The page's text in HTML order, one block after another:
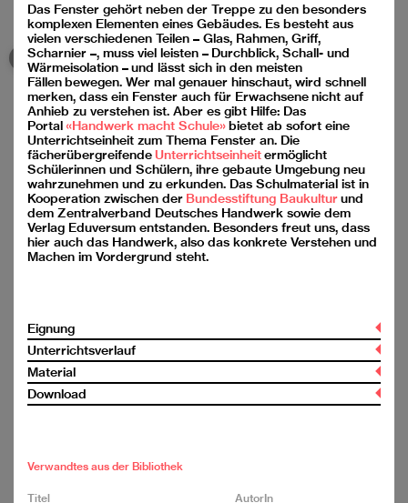
Das Fenster gehört neben der Treppe zu den besonders
komplexen Elementen eines Gebäudes. Es besteht aus
vielen verschiedenen Teilen – Glas, Rahmen, Griff,
Scharnier –, muss viel leisten – Durchblick, Schall- und
Wärmeisolation – und lässt sich in den meisten
Fällen bewegen. Wer mal genauer hinschaut, wird schnell
merken, dass ein Fenster auch für Erwachsene nicht auf
Anhieb zu verstehen ist. Aber es gibt Hilfe: Das
Portal «Handwerk macht Schule»bietet ab sofort eine
Unterrichtseinheit zum Thema Fenster an. Die
fächerübergreifendeUnterrichtseinheitermöglicht
Schülerinnen und Schülern, ihre gebaute Umgebung neu
wahrzunehmen und zu erkunden. Das Schulmaterial ist in
Kooperation zwischen der Bundesstiftung Baukulturund
dem Zentralverband Deutsches Handwerk sowie dem
Verlag Eduversum entstanden. Besonders freut uns, dass
hier auch das Handwerk, also das konkrete Verstehen und
Machen im Vordergrund steht.
Eignung
Zyklus
3. Zyklus (Alter 12 – 15 Jahre)
Sek II
(Architektur)modell
Bauprozess
Unterrichtsverlauf
Lernziele
Diese fächerübergreifende Unterrichtseinheit zum Thema “Fenster”
sie Erkenntnisse darüber, welche Bedeutung Fenster in den
(Um-)Baukultur und im Handwerk, aber auch in der Literatur,
Material
Download
Verwandtes aus der Bibliothek
Titel AutorIn
Mediazione della cultura della costruzione per le nuove
generazioni
Instagram
YouTube
Facebook
Medienspiegel
Ein gemeinsames Projekt
von SIA und BSA
Archijeunes,office@archijeunes.ch, www.archijeunes.ch,
Impressum